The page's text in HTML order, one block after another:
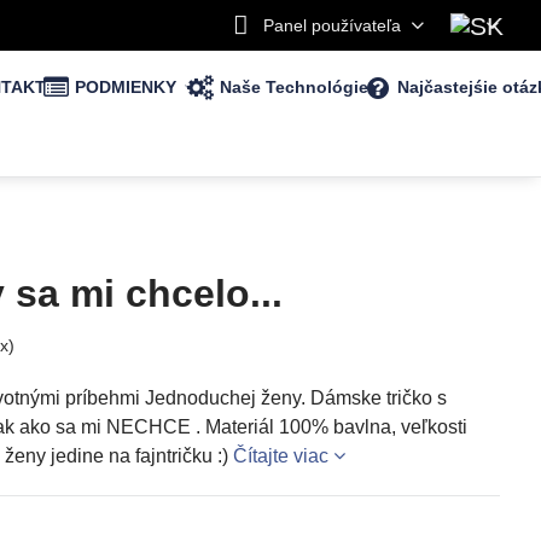
Panel používateľa
PODMIENKY Naše Technológie Najčastejśie
sa mi chcelo...
x)
príbehmi Jednoduchej ženy. Dámske tričko s
ako sa mi NECHCE . Materiál 100% bavlna, veľkosti
jedine na fajntričku :) Čítajte viac